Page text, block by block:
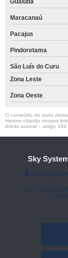
Guaiúba
Maracanaú
Pacajus
Pindoretama
São Luís do Curu
Zona Leste
Zona Oeste
O conteúdo do texto
mesmo citando nossos
direito autoral – artigo
Sky